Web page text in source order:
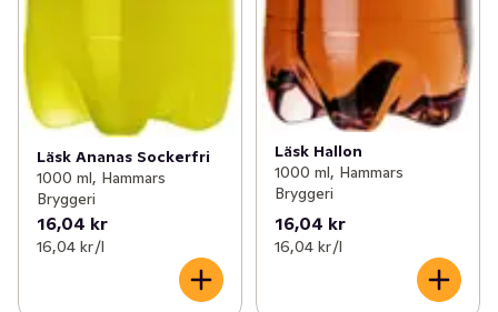
Läsk Ananas Sockerfri
1000 ml, Hammars
Bryggeri
16,04 kr
16,04 kr /l
Läsk Hallon
1000 ml, Hammars
Bryggeri
16,04 kr
16,04 kr /l